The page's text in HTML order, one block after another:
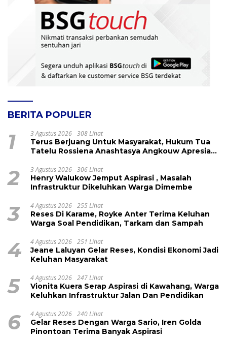
BERITA POPULER
1 3 Agustus 2026 308 Lihat
Terus Berjuang Untuk Masyarakat, Hukum Tua
Tatelu Rossiena Anashtasya Angkouw Apresiasi
2 3 Agustus 2026 306 Lihat
Henry Walukow Jemput Aspirasi , Masalah
Infrastruktur Dikeluhkan Warga Dimembe
3 4 Agustus 2026 255 Lihat
Reses Di Karame, Royke Anter Terima Keluhan
Warga Soal Pendidikan, Tarkam dan Sampah
4 4 Agustus 2026 251 Lihat
Jeane Laluyan Gelar Reses, Kondisi Ekonomi Jadi
Keluhan Masyarakat
5 4 Agustus 2026 247 Lihat
Vionita Kuera Serap Aspirasi di Kawahang, Warga
Keluhkan Infrastruktur Jalan Dan Pendidikan
6 4 Agustus 2026 240 Lihat
Gelar Reses Dengan Warga Sario, Iren Golda
Pinontoan Terima Banyak Aspirasi